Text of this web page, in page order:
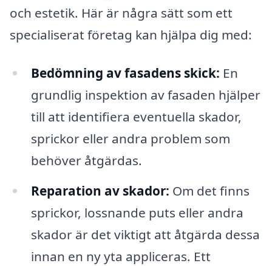
och estetik. Här är några sätt som ett
specialiserat företag kan hjälpa dig med:
Bedömning av fasadens skick: En
grundlig inspektion av fasaden hjälper
till att identifiera eventuella skador,
sprickor eller andra problem som
behöver åtgärdas.
Reparation av skador: Om det finns
sprickor, lossnande puts eller andra
skador är det viktigt att åtgärda dessa
innan en ny yta appliceras. Ett